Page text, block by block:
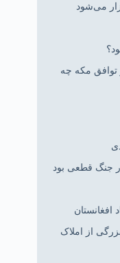
می‌شود
توافق مکه چه
جنگ قطعی بود
افغانستان
از املاک